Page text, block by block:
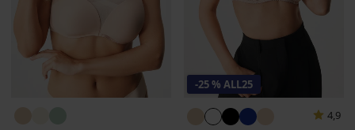
-25 % ALL25
4,9